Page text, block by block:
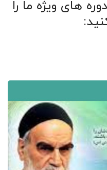
های ویژه ما را